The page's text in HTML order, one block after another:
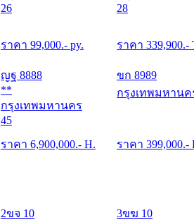
26
ราคา 99,000.- py.
28
ราคา 339,900.-
ญฐ 8888
**
กรุงเทพมหานคร
45
ราคา 6,900,000.- H.
ขก 8989
กรุงเทพมหานค
ราคา 399,000.-
2ขจ 10
3ขฆ 10